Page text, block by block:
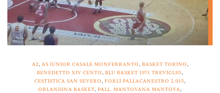
A2, AS JUNIOR CASALE MONFERRANTO, BASKET TORINO,
BENEDETTO XIV CENTO, BLU BASKET 1971 TREVIGLIO,
CESTISTICA SAN SEVERO, FORLÌ PALLACANESTRO 2.015,
ORLANDINA BASKET, PALL. MANTOVANA MANTOVA,